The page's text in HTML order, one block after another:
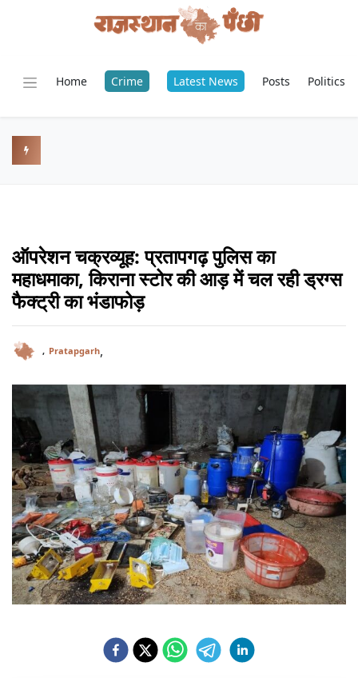
Home Crime Latest News Posts Politics
ऑपरेशन चक्रव्यूह: प्रतापगढ़ पुलिस का
महाधमाका, किराना स्टोर की आड़ में चल रही ड्रग्स
फैक्ट्री का भंडाफोड़
, Pratapgarh,